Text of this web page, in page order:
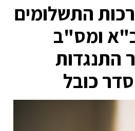
התשלומים
ומס"ב
התנגדות
כובל